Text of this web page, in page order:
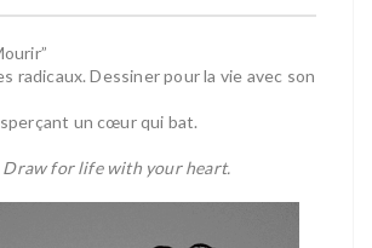
radicaux. Dessiner pour la vie avec son
un cœur qui bat.
Draw for life with your heart.